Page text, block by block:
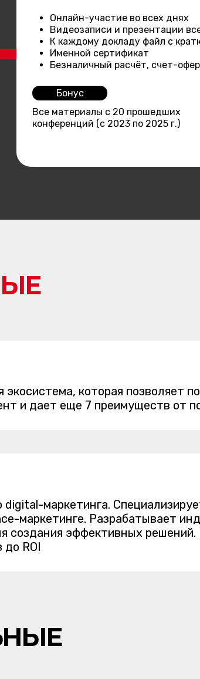
Все материалы с 20 прошедших
конференций (с 2023 по 2025 г.)
Бонус
Онлайн-участие во всех днях
Видеозаписи и презентации
К каждому докладу файл с
Именной сертификат
Безналичный расчёт, счет-
которая позволяет
и дает еще 7 преимуществ от
digital-маркетинга.
маркетинге. Разрабатывает
создания эффективных
до ROI